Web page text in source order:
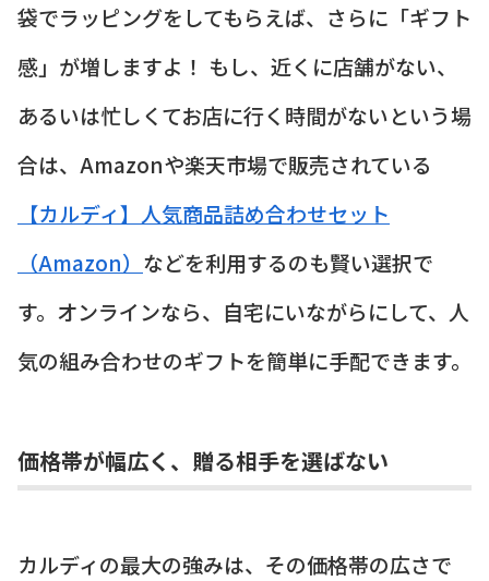
袋でラッピングをしてもらえば、さらに「ギフト
感」が増しますよ！ もし、近くに店舗がない、
あるいは忙しくてお店に行く時間がないという場
合は、Amazonや楽天市場で販売されている
【カルディ】人気商品詰め合わせセット
（Amazon） などを利用するのも賢い選択で
す。オンラインなら、自宅にいながらにして、人
気の組み合わせのギフトを簡単に手配できます。
価格帯が幅広く、贈る相手を選ばない
カルディの最大の強みは、その価格帯の広さで